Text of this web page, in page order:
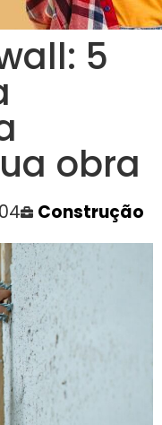
5
obra
Construção